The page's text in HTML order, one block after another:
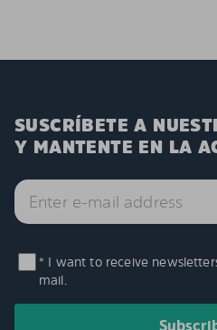
SUSCRÍBETE A
Y MANTENTE EN LA
* I want to receive
mail.